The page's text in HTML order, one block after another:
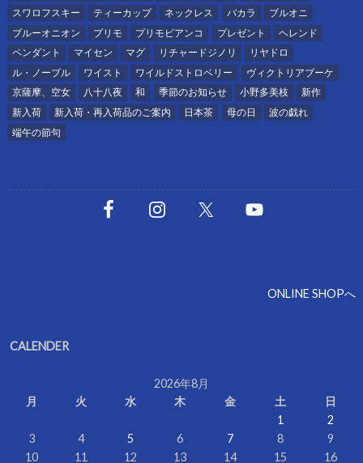
スワロフスキー
ティーカップ ネックレス バカラ
ブルオニ
ブルーオニオン
プリモ プリモビアンコ プレゼント
ヘレンド
ペンダント
マイセン マグ リチャードジノリ
リヤドロ
ル・ノーブル
ワイスト ワイルドストロベリー
ヴィクトリアブーケ
京薩摩、空女
八十八夜 和 季節のお知らせ 小野多美枝
新作
新入荷
新入荷・再入荷品のご案内 日本茶 母の日
波の戯れ
端午の節句
ONLINE SHOPへ
CALENDER
2026年8月
月
火 水 木 金 土
日
1
2
3
4 5 6 7 8
9
10
11 12 13 14 15 16